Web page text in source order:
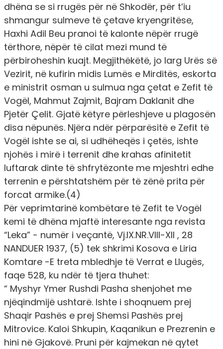
dhëna se si rrugës për në Shkodër, për t’iu
shmangur sulmeve të çetave kryengritëse,
Haxhi Adil Beu pranoi të kalonte nëpër rrugë
tërthore, nëpër të cilat mezi mund të
përbiroheshin kuajt. Megjithëkëtë, jo larg Urës së
Vezirit, në kufirin midis Lumës e Mirditës, eskorta
e ministrit osman u sulmua nga çetat e Zefit të
Vogël, Mahmut Zajmit, Bajram Daklanit dhe
Pjetër Çelit. Gjatë këtyre përleshjeve u plagosën
disa nëpunës. Njëra ndër përparësitë e Zefit të
Vogël ishte se ai, si udhëheqës i çetës, ishte
njohës i mirë i terrenit dhe krahas afinitetit
luftarak dinte të shfrytëzonte me mjeshtri edhe
terrenin e përshtatshëm për të zënë prita për
forcat armike.(4)
Për veprimtarinë kombëtare të Zefit te Vogël
kemi të dhëna mjaftë interesante nga revista
“Leka” - numër i veçantë, Vj.IX.NR.VIII-XII , 28
NANDUER 1937, (5) tek shkrimi Kosova e Liria
Komtare -E treta mbledhje të Verrat e Llugës,
faqe 528, ku ndër të tjera thuhet:
“ Myshyr Ymer Rushdi Pasha shenjohet me
njëqindmijë ushtarë. Ishte i shoqnuem prej
Shaqir Pashës e prej Shemsi Pashës prej
Mitrovice. Kaloi Shkupin, Kaqanikun e Prezrenin e
hini në Gjakovë. Pruni për kajmekan në qytet